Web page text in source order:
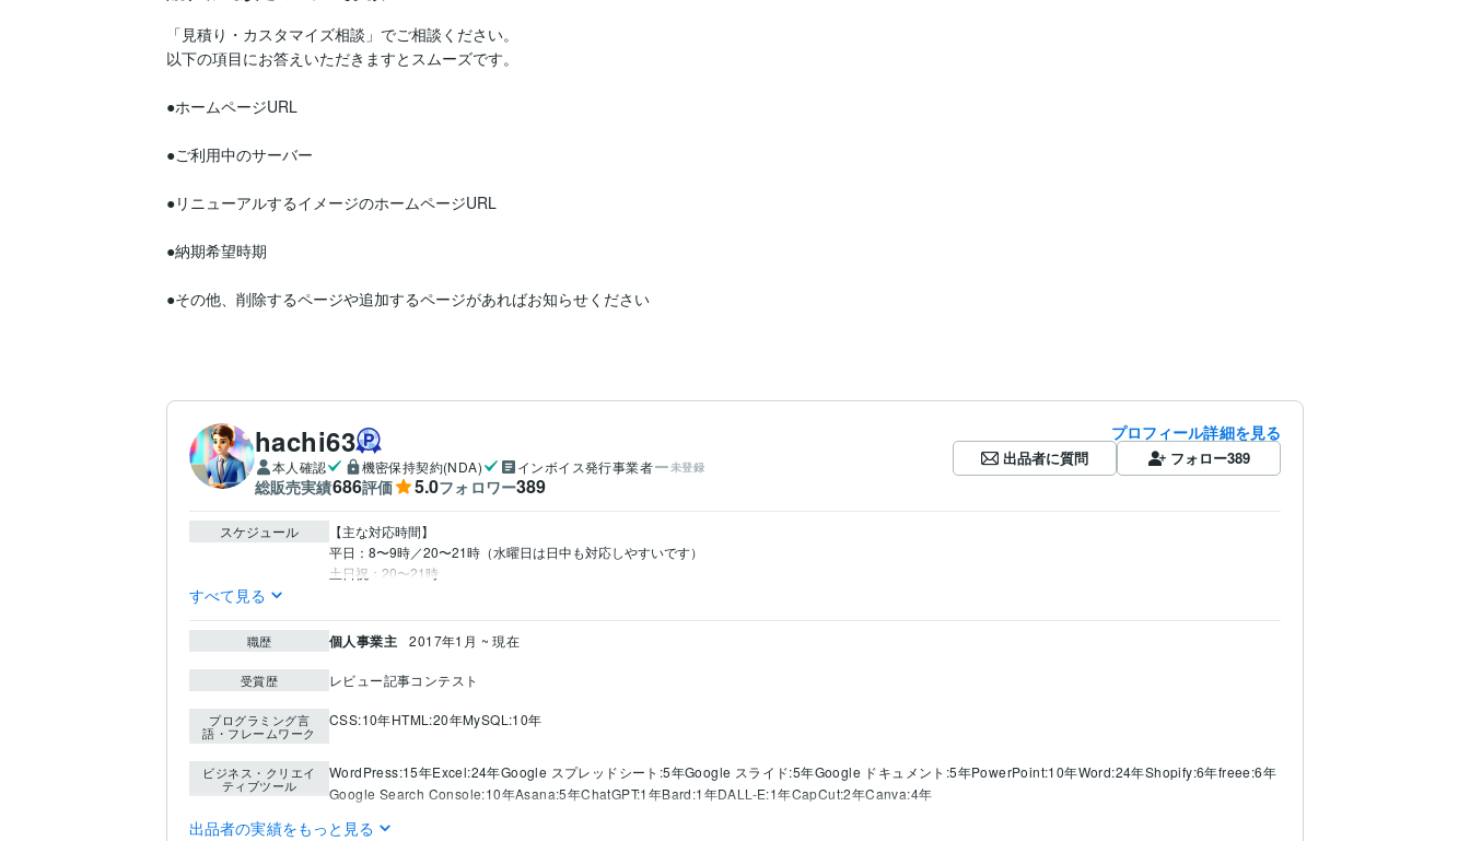
「見積り・カスタマイズ相談」でご相談ください。
以下の項目にお答えいただきますとスムーズです。
●ホームページURL
●ご利用中のサーバー
●リニューアルするイメージのホームページURL
●納期希望時期
●その他、削除するページや追加するページがあればお知らせください
hachi63
本人確認 機密保持契約(NDA) インボイス発行事業者 未登録
総販売実績686評価 5.0フォロワー389
プロフィール詳細を見る
出品者に質問 フォロー389
スケジュール
【主な対応時間】
平日：8〜9時／20〜21時（水曜日は日中も対応しやすいです）
すべて見る
職歴 個人事業主 2017年1月 ~ 現在
受賞歴 レビュー記事コンテスト
プログラミング言
語・フレームワーク
CSS:10年HTML:20年MySQL:10年
ビジネス・クリエイ
ティブツール
WordPress:15年Excel:24年Google スプレッドシート:5年Google スライド:5年Google ドキュメント:5年PowerPoint:10年Word:24年Shopify:6年freee:6年
Google Search Console:10年Asana:5年ChatGPT:1年Bard:1年DALL-E:1年CapCut:2年Canva:4年
得意分野 ビジネス代行・事務代行
出品者の実績をもっと見る